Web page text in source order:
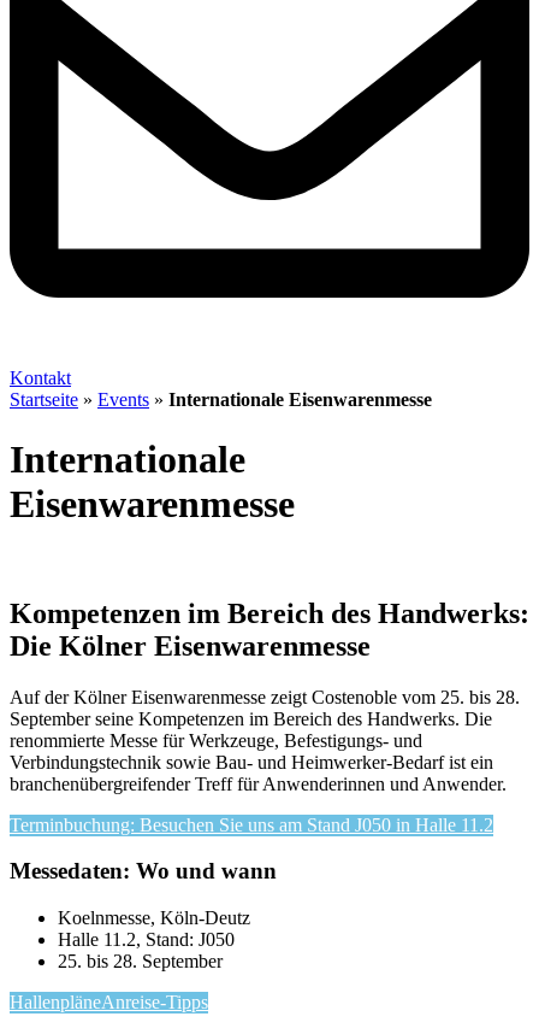
Kontakt
Startseite » Events » Internationale Eisenwarenmesse
Internationale
Eisenwarenmesse
Kompetenzen im Bereich des Handwerks:
Die Kölner Eisenwarenmesse
Auf der Kölner Eisenwarenmesse zeigt Costenoble vom 25. bis 28.
September seine Kompetenzen im Bereich des Handwerks. Die
renommierte Messe für Werkzeuge, Befestigungs- und
Verbindungstechnik sowie Bau- und Heimwerker-Bedarf ist ein
branchenübergreifender Treff für Anwenderinnen und Anwender.
Terminbuchung: Besuchen Sie uns am Stand J050 in Halle 11.2
Messedaten: Wo und wann
Koelnmesse, Köln-Deutz
Halle 11.2, Stand: J050
25. bis 28. September
HallenpläneAnreise-Tipps